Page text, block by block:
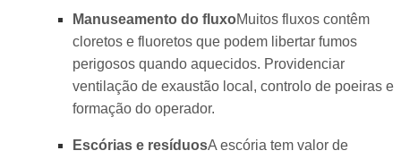
Manuseamento do fluxoMuitos fluxos contêm
cloretos e fluoretos que podem libertar fumos
perigosos quando aquecidos. Providenciar
ventilação de exaustão local, controlo de poeiras e
formação do operador.
Escórias e resíduosA escória tem valor de